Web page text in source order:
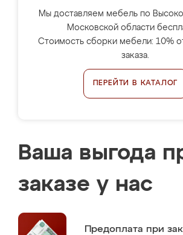
Мы доставляем мебель по
Московской области
Стоимость сборки мебели: 10%
заказа.
ПЕРЕЙТИ В КАТАЛОГ
Ваша выгода
заказе у нас
Предоплата при